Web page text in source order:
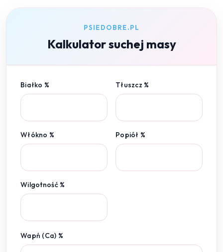
PSIEDOBRE.PL
Kalkulator suchej masy
Białko % Tłuszcz %
Włókno % Popiół %
Wilgotność %
Wapń (Ca) %